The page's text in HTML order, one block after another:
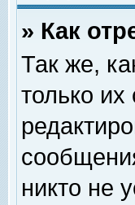
» Как
Так же,
только
никто не